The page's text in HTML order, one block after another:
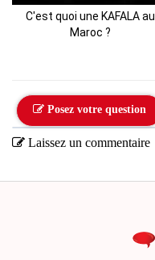
C'est quoi une KAFALA au
Maroc ?
Posez votre question
Laissez un commentaire